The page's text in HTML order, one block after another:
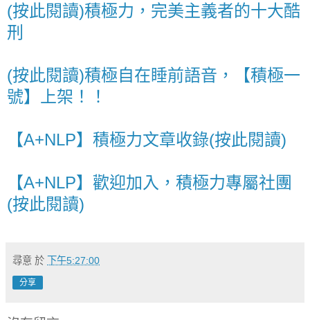
(按此閱讀)積極力，完美主義者的十大酷
刑
(按此閱讀)積極自在睡前語音，【積極一
號】上架！！
【A+NLP】積極力文章收錄(按此閱讀)
【A+NLP】歡迎加入，積極力專屬社團
(按此閱讀)
尋意 於 下午5:27:00
分享